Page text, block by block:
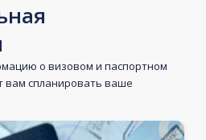
о визовом и паспортном
вам спланировать ваше